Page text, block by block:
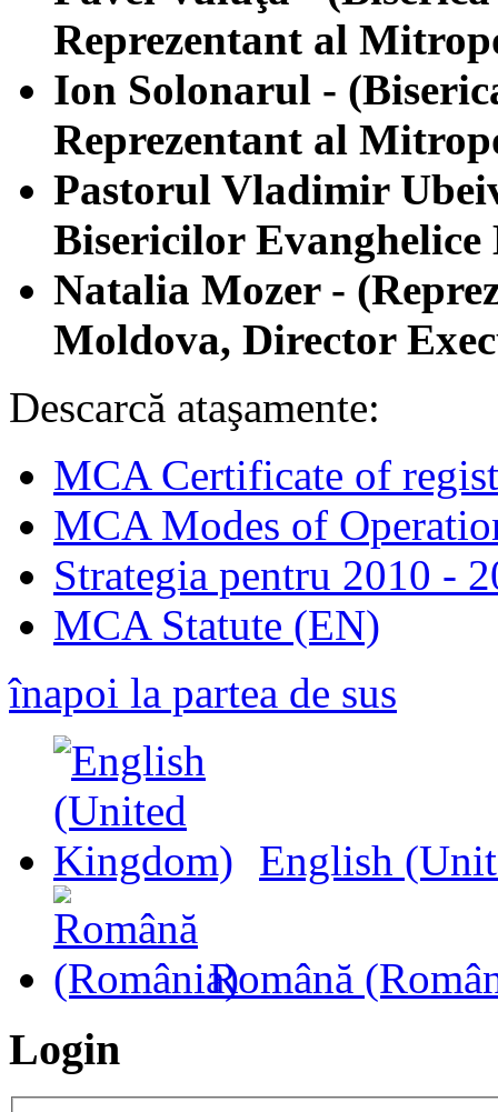
Reprezentant al
Ion Solonarul -
Reprezentant al
Pastorul Vladimir
Bisericilor
Natalia Mozer -
Moldova, Director
Descarcă ataşamente:
MCA Certificate of
MCA Modes of
Strategia pentru 2010 -
MCA Statute (EN)
înapoi la partea de sus
English
Română
Login